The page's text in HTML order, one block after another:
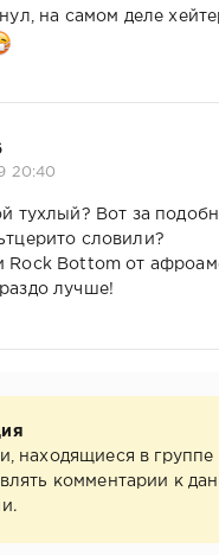
на самом деле
20:40
тухлый? Вот за
словили?
Rock Bottom от
лучше!
находящиеся в группе
комментарии к